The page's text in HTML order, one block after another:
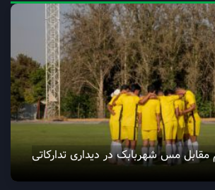
مقابل مس شهربابک در دیداری تدارکاتی